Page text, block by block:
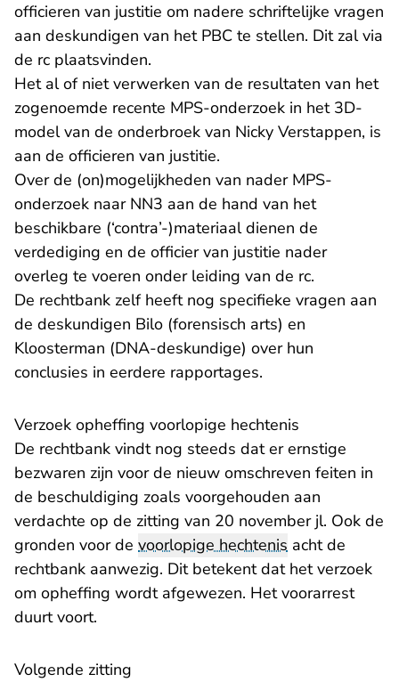
officieren van justitie om nadere schriftelijke vragen
aan deskundigen van het PBC te stellen. Dit zal via
de rc plaatsvinden.
Het al of niet verwerken van de resultaten van het
zogenoemde recente MPS-onderzoek in het 3D-
model van de onderbroek van Nicky Verstappen, is
aan de officieren van justitie.
Over de (on)mogelijkheden van nader MPS-
onderzoek naar NN3 aan de hand van het
beschikbare (‘contra’-)materiaal dienen de
verdediging en de officier van justitie nader
overleg te voeren onder leiding van de rc.
De rechtbank zelf heeft nog specifieke vragen aan
de deskundigen Bilo (forensisch arts) en
Kloosterman (DNA-deskundige) over hun
conclusies in eerdere rapportages.
Verzoek opheffing voorlopige hechtenis
De rechtbank vindt nog steeds dat er ernstige
bezwaren zijn voor de nieuw omschreven feiten in
de beschuldiging zoals voorgehouden aan
verdachte op de zitting van 20 november jl. Ook de
gronden voor de voorlopige hechtenis acht de
rechtbank aanwezig. Dit betekent dat het verzoek
om opheffing wordt afgewezen. Het voorarrest
duurt voort.
Volgende zitting